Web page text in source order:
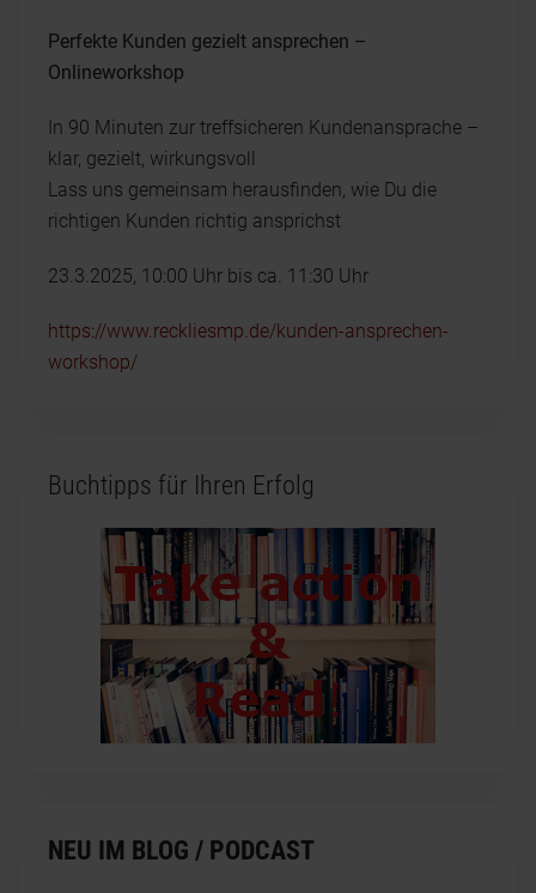
Perfekte Kunden gezielt ansprechen –
Onlineworkshop
In 90 Minuten zur treffsicheren Kundenansprache –
klar, gezielt, wirkungsvoll
Lass uns gemeinsam herausfinden, wie Du die
richtigen Kunden richtig ansprichst
23.3.2025, 10:00 Uhr bis ca. 11:30 Uhr
https://www.reckliesmp.de/kunden-ansprechen-
workshop/
Buchtipps für Ihren Erfolg
NEU IM BLOG / PODCAST